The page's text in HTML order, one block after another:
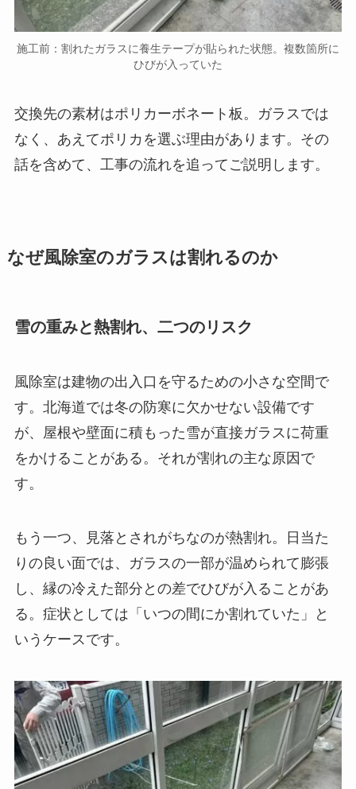
施工前：割れたガラスに養生テープが貼られた状態。複数箇所に
ひびが入っていた
交換先の素材はポリカーボネート板。ガラスでは
なく、あえてポリカを選ぶ理由があります。その
話を含めて、工事の流れを追ってご説明します。
なぜ風除室のガラスは割れるのか
雪の重みと熱割れ、二つのリスク
風除室は建物の出入口を守るための小さな空間で
す。北海道では冬の防寒に欠かせない設備です
が、屋根や壁面に積もった雪が直接ガラスに荷重
をかけることがある。それが割れの主な原因で
す。
もう一つ、見落とされがちなのが熱割れ。日当た
りの良い面では、ガラスの一部が温められて膨張
し、縁の冷えた部分との差でひびが入ることがあ
る。症状としては「いつの間にか割れていた」と
いうケースです。